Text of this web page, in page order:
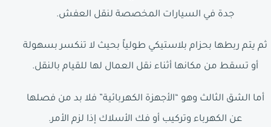
جدة في السيارات المخصصة لنقل العفش.
ثم يتم ربطها بحزام بلاستيكي طولياً بحيث لا تنكسر بسهولة
أو تسقط من مكانها أثناء نقل العمال لها للقيام بالنقل.
أما الشق الثالث وهو “الأجهزة الكهربائية” فلا بد من فصلها
عن الكهرباء وتركيب أو فك الأسلاك إذا لزم الأمر.